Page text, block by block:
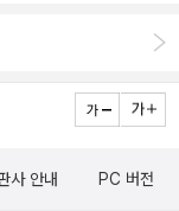
사 안내 PC 버전